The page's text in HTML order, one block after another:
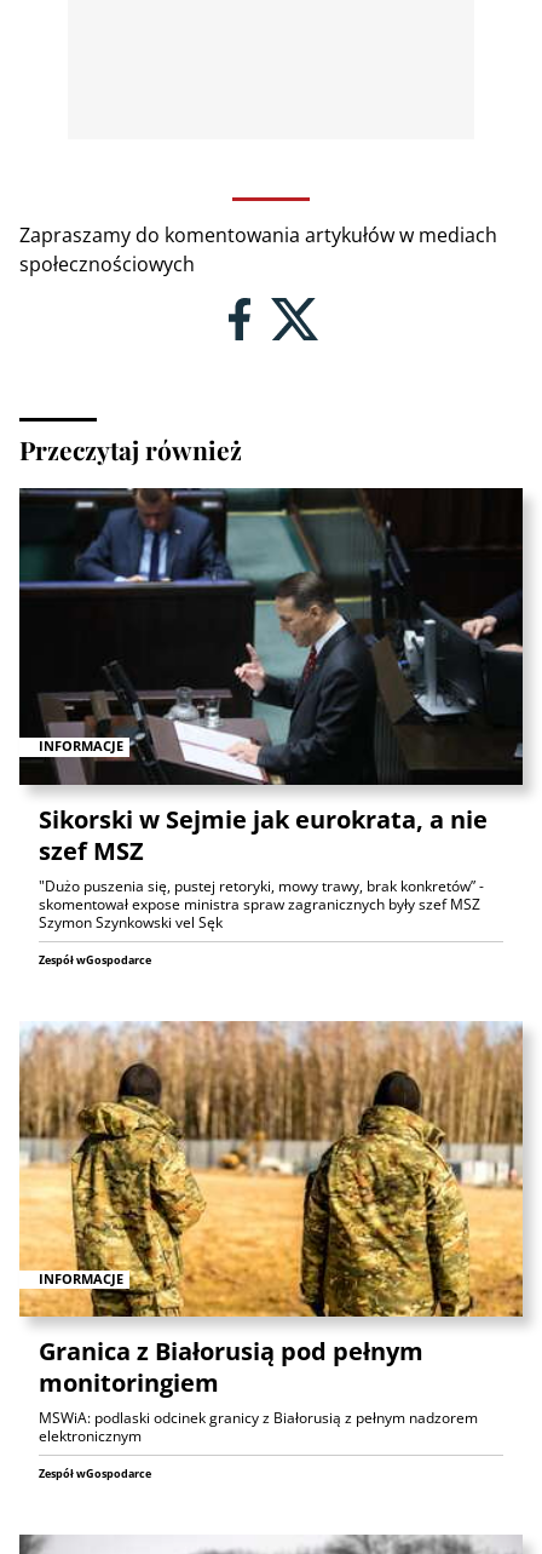
Zapraszamy do komentowania artykułów w mediach
społecznościowych
Przeczytaj również
INFORMACJE
Sikorski w Sejmie jak eurokrata, a nie
szef MSZ
"Dużo puszenia się, pustej retoryki, mowy trawy, brak konkretów” -
skomentował expose ministra spraw zagranicznych były szef MSZ
Szymon Szynkowski vel Sęk
Zespół wGospodarce
INFORMACJE
Granica z Białorusią pod pełnym
monitoringiem
MSWiA: podlaski odcinek granicy z Białorusią z pełnym nadzorem
elektronicznym
Zespół wGospodarce